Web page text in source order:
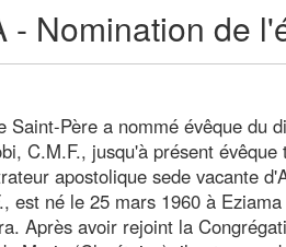
- Nomination de
Père a nommé évêque du
C.M.F., jusqu'à présent évêque
apostolique sede vacante
est né le 25 mars 1960 à
Après avoir rejoint la